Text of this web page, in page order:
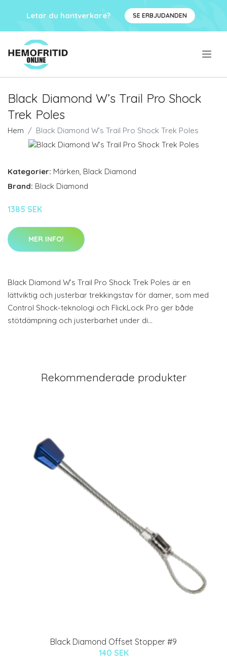
Letar du hantverkare? SE ERBJUDANDEN
Black Diamond W’s Trail Pro Shock
Trek Poles
Hem Black Diamond W’s Trail Pro Shock Trek Poles
Kategorier: Märken Black Diamond
Brand: Black Diamond
1385 SEK
MER INFO!
Black Diamond W’s Trail Pro Shock Trek Poles är en
lättviktig och justerbar trekkingstav för damer, som med
Control Shock-teknologi och FlickLock Pro ger både
stötdämpning och justerbarhet under di…
Rekommenderade produkter
Black Diamond Offset Stopper #9
140 SEK